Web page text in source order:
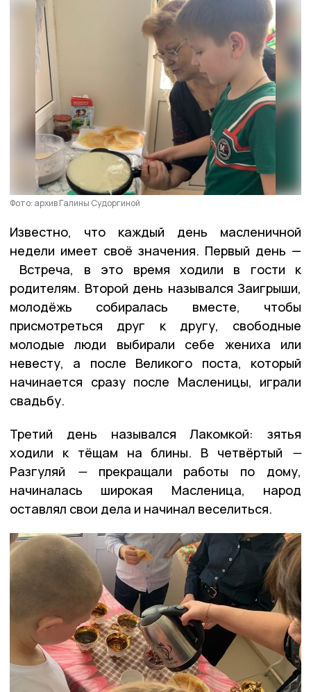
Фото: архив Галины Судоргиной
Известно, что каждый день масленичной
недели имеет своё значения. Первый день —
Встреча, в это время ходили в гости к
родителям. Второй день назывался Заигрыши,
молодёжь собиралась вместе, чтобы
присмотреться друг к другу, свободные
молодые люди выбирали себе жениха или
невесту, а после Великого поста, который
начинается сразу после Масленицы, играли
свадьбу.
Третий день назывался Лакомкой: зятья
ходили к тёщам на блины. В четвёртый —
Разгуляй — прекращали работы по дому,
начиналась широкая Масленица, народ
оставлял свои дела и начинал веселиться.